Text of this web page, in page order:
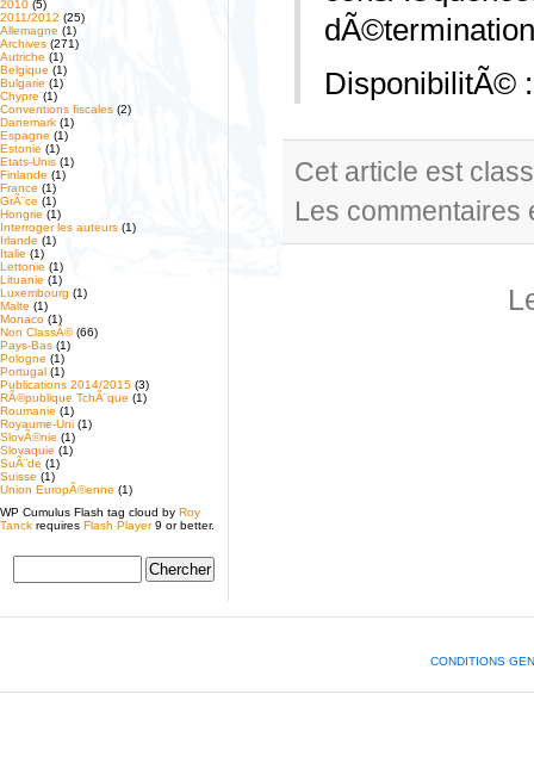
2010 (5)
2011/2012 (25)
Allemagne (1)
Archives (271)
Autriche (1)
Belgique (1)
Bulgarie (1)
Chypre (1)
Conventions fiscales (2)
Danemark (1)
Espagne (1)
Estonie (1)
Etats-Unis (1)
Finlande (1)
France (1)
GrÃ¨ce (1)
Hongrie (1)
Interroger les auteurs (1)
Irlande (1)
Italie (1)
Lettonie (1)
Lituanie (1)
Luxembourg (1)
Malte (1)
Monaco (1)
Non ClassÃ©(66)
Pays-Bas (1)
Pologne (1)
Portugal (1)
Publications 2014/2015 (3)
RÃ©publique TchÃ¨que (1)
Roumanie (1)
Royaume-Uni (1)
SlovÃ©nie (1)
Slovaquie (1)
SuÃ¨de (1)
Suisse (1)
Union EuropÃ©enne (1)
WP Cumulus Flash tag cloud by Roy
Tanck requires Flash Player9 or better.
DisponibilitÃ©
Cet article est
Les commentaires
CONDITIONS